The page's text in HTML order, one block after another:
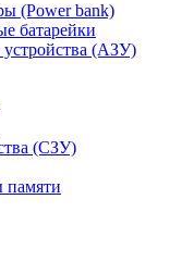
(Power bank)
батарейки
(АЗУ)
(СЗУ)
памяти